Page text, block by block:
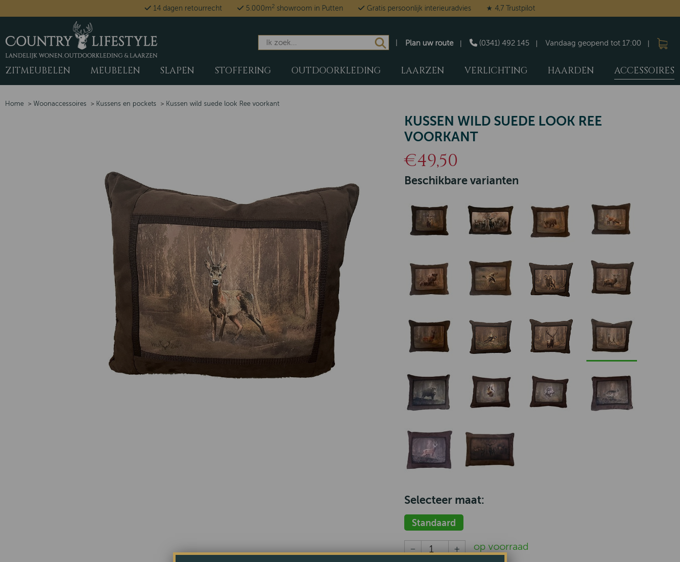
14 dagen retourrecht 5.000m2 showroom in Putten Gratis persoonlijk interieuradvies ★ 4,7 Trustpilot
Vandaag geopend tot 17:00
(0341) 492 145
Plan uw route
ZITMEUBELEN MEUBELEN SLAPEN STOFFERING OUTDOORKLEDING LAARZEN VERLICHTING HAARDEN ACCESSOIRES
Home > Woonaccessoires > Kussens en pockets > Kussen wild suede look Ree voorkant
KUSSEN WILD SUEDE LOOK REE
VOORKANT
€49,50
Beschikbare varianten
Selecteer maat:
Standaard
op voorraad